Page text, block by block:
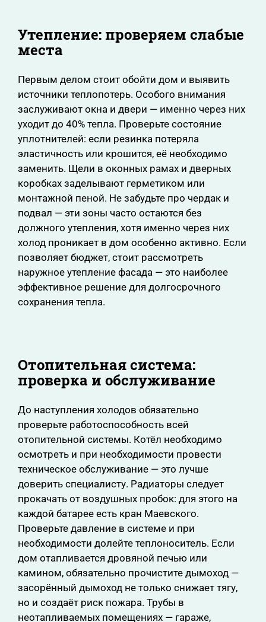
Утепление: проверяем слабые
места
Первым делом стоит обойти дом и выявить
источники теплопотерь. Особого внимания
заслуживают окна и двери — именно через них
уходит до 40% тепла. Проверьте состояние
уплотнителей: если резинка потеряла
эластичность или крошится, её необходимо
заменить. Щели в оконных рамах и дверных
коробках заделывают герметиком или
монтажной пеной. Не забудьте про чердак и
подвал — эти зоны часто остаются без
должного утепления, хотя именно через них
холод проникает в дом особенно активно. Если
позволяет бюджет, стоит рассмотреть
наружное утепление фасада — это наиболее
эффективное решение для долгосрочного
сохранения тепла.
Отопительная система:
проверка и обслуживание
До наступления холодов обязательно
проверьте работоспособность всей
отопительной системы. Котёл необходимо
осмотреть и при необходимости провести
техническое обслуживание — это лучше
доверить специалисту. Радиаторы следует
прокачать от воздушных пробок: для этого на
каждой батарее есть кран Маевского.
Проверьте давление в системе и при
необходимости долейте теплоноситель. Если
дом отапливается дровяной печью или
камином, обязательно прочистите дымоход —
засорённый дымоход не только снижает тягу,
но и создаёт риск пожара. Трубы в
неотапливаемых помещениях — гараже,